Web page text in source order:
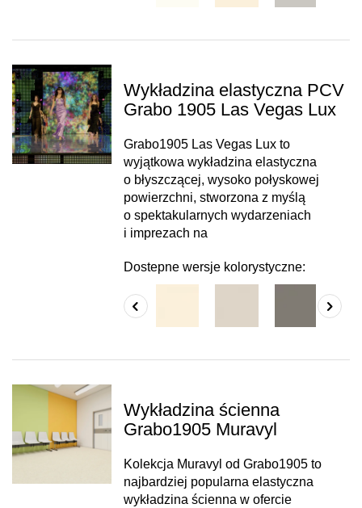
Wykładzina elastyczna PCV
Grabo 1905 Las Vegas Lux
Grabo1905 Las Vegas Lux to
wyjątkowa wykładzina elastyczna
o błyszczącej, wysoko połyskowej
powierzchni, stworzona z myślą
o spektakularnych wydarzeniach
i imprezach na
Dostepne wersje kolorystyczne:
Wykładzina ścienna
Grabo1905 Muravyl
Kolekcja Muravyl od Grabo1905 to
najbardziej popularna elastyczna
wykładzina ścienna w ofercie